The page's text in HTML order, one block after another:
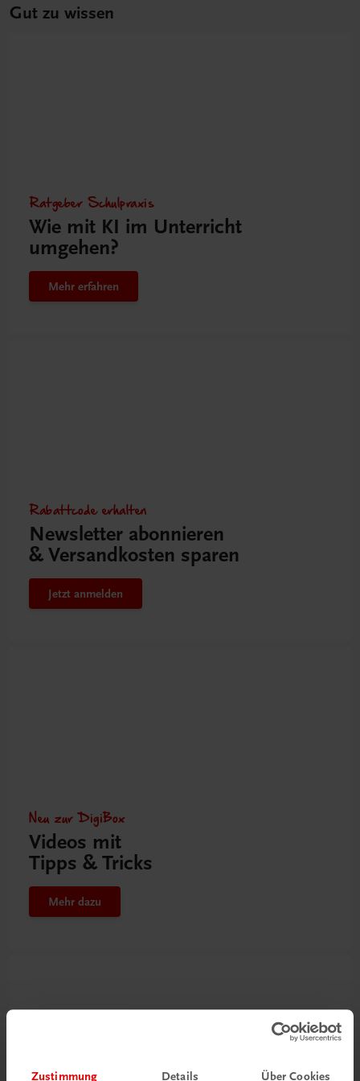
Zustimmung Details Über Cookies
Gut zu wissen
Ratgeber Schulpraxis
Wie mit KI im Unterricht
umgehen?
Mehr erfahren
Rabattcode erhalten
Newsletter abonnieren
& Versandkosten sparen
Jetzt anmelden
Neu zur DigiBox
Videos mit
Tipps & Tricks
Mehr dazu